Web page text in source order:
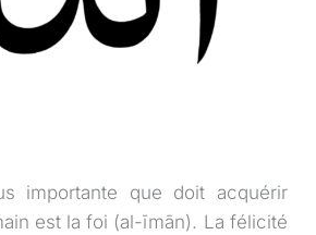
importante que doit acquérir
est la foi (al-īmān). La félicité